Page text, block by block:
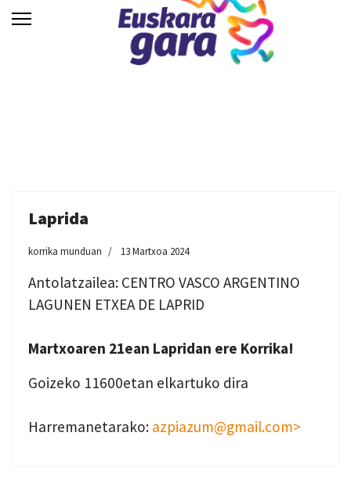
Laprida
korrika munduan 13 Martxoa 2024
Antolatzailea: CENTRO VASCO ARGENTINO
LAGUNEN ETXEA DE LAPRID
Martxoaren 21ean Lapridan ere Korrika!
Goizeko 11600etan elkartuko dira
Harremanetarako: azpiazum@gmail.com>